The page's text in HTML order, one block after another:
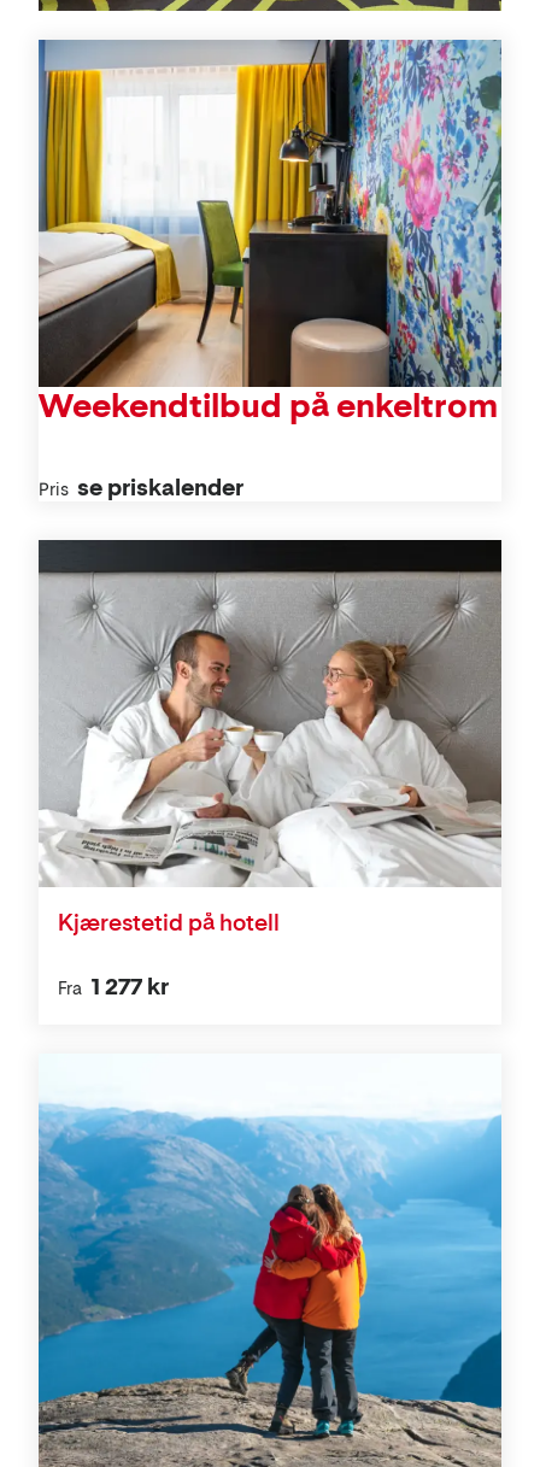
Tilbud
Weekendtilbud på enkeltrom
Pris se priskalender
Kjærestetid på hotell
Fra 1 277 kr